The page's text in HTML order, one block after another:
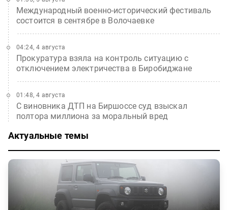
Международный военно-исторический фестиваль
состоится в сентябре в Волочаевке
Прокуратура взяла на контроль ситуацию с
отключением электричества в Биробиджане
04:24, 4 августа
С виновника ДТП на Биршоссе суд взыскал
полтора миллиона за моральный вред
01:48, 4 августа
Актуальные темы